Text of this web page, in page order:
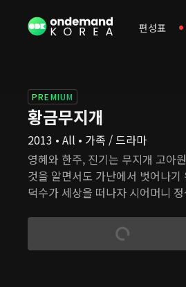
편성표
PREMIUM
황금무지개
2013 • All • 가족 / 드라마
영혜와 한주, 진기는 무지개 고아
것을 알면서도 가난에서 벗어나
덕수가 세상을 떠나자 시어머니
것으로 알려진 하빈은 산에서 발
준다. 하빈은 김백원으로 살며 한